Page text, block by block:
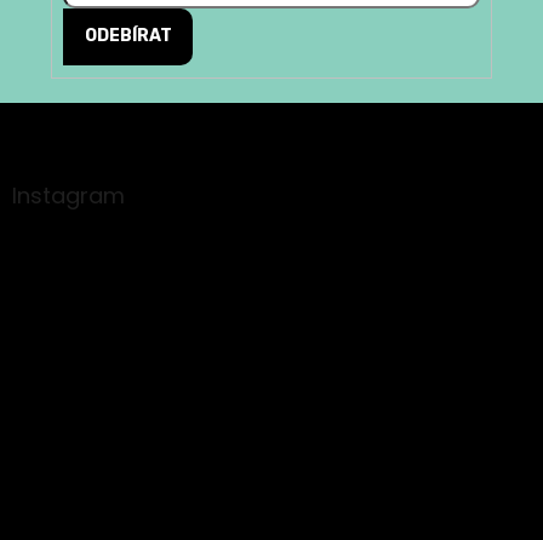
ODEBÍRAT
aInstagram